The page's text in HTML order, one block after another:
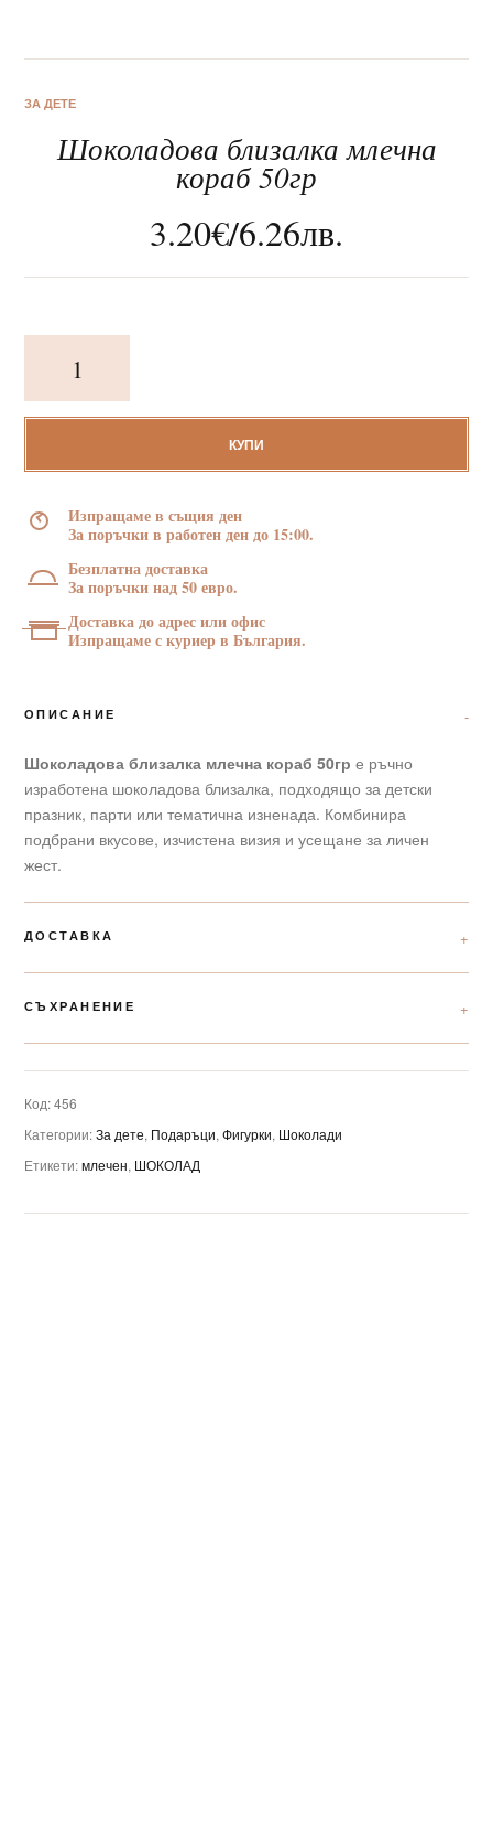
За нас
ЗА ДЕТЕ
Шоколадова близалка млечна
кораб 50гр
3.20€/6.26лв.
Шоколадова
близалка
кораб
КУПИ
Изпращаме в същия ден
За поръчки в работен ден до 15:00.
Безплатна доставка
За поръчки над 50 евро.
Доставка до адрес или офис
Изпращаме с куриер в България.
ОПИСАНИЕ
Шоколадова близалка млечна кораб 50гр е ръчно
изработена шоколадова близалка, подходящо за детски
празник, парти или тематична изненада. Комбинира
подбрани вкусове, изчистена визия и усещане за личен
жест.
ДОСТАВКА
СЪХРАНЕНИЕ
Код:456
Категории:За дете, Подаръци, Фигурки, Шоколади
Етикети:млечен, ШОКОЛАД